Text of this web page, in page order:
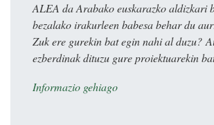
ALEA da Arabako euskarazko aldizkari
bezalako irakurleen babesa behar du
Zuk ere gurekin bat egin nahi al duzu?
ezberdinak dituzu gure proiektuarekin
Informazio gehiago